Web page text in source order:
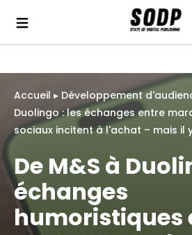
Accueil ▸ Développement
Duolingo : les échanges entre
sociaux incitent à l'achat – mais il
De M&S à
échanges
humoristiques